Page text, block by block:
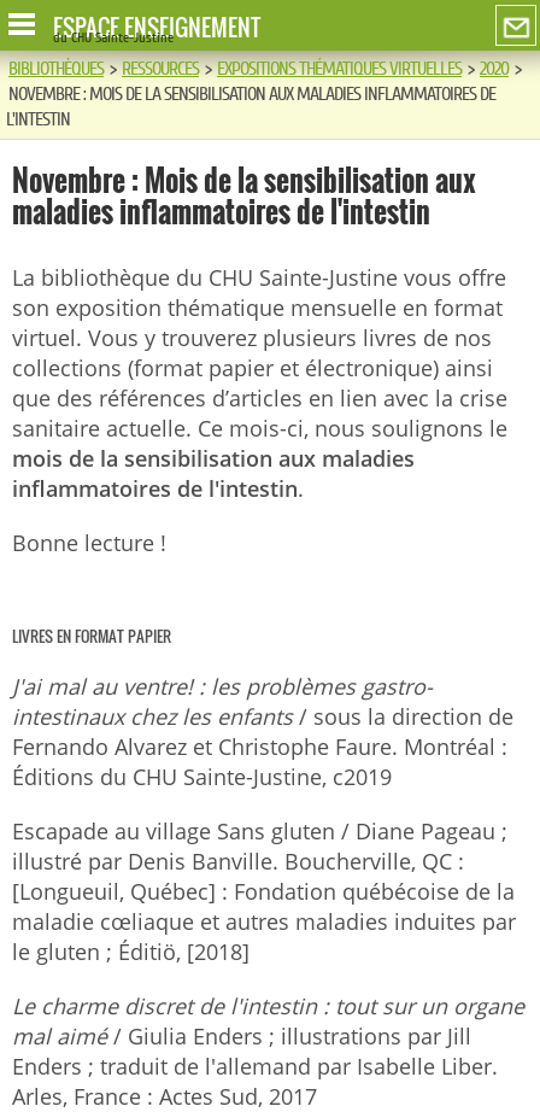
ESPACE ENSEIGNEMENT
du CHU Sainte-Justine
BIBLIOTHÈQUES>RESSOURCES>EXPOSITIONS THÉMATIQUES VIRTUELLES>2020>
NOVEMBRE : MOIS DE LA SENSIBILISATION AUX MALADIES INFLAMMATOIRES DE
L'INTESTIN
Novembre : Mois de la sensibilisation aux
maladies inflammatoires de l'intestin
La bibliothèque du CHU Sainte-Justine vous offre
son exposition thématique mensuelle en format
virtuel. Vous y trouverez plusieurs livres de nos
collections (format papier et électronique) ainsi
que des références d’articles en lien avec la crise
sanitaire actuelle. Ce mois-ci, nous soulignons le
mois de la sensibilisation aux maladies
inflammatoires de l'intestin.
Bonne lecture !
LIVRES EN FORMAT PAPIER
J'ai mal au ventre! : les problèmes gastro-
intestinaux chez les enfants/ sous la direction de
Fernando Alvarez et Christophe Faure. Montréal :
Éditions du CHU Sainte-Justine, c2019
Escapade au village Sans gluten / Diane Pageau ;
illustré par Denis Banville. Boucherville, QC :
[Longueuil, Québec] : Fondation québécoise de la
maladie cœliaque et autres maladies induites par
le gluten ; Éditiö, [2018]
Le charme discret de l'intestin : tout sur un organe
mal aimé/ Giulia Enders ; illustrations par Jill
Enders ; traduit de l'allemand par Isabelle Liber.
Arles, France : Actes Sud, 2017